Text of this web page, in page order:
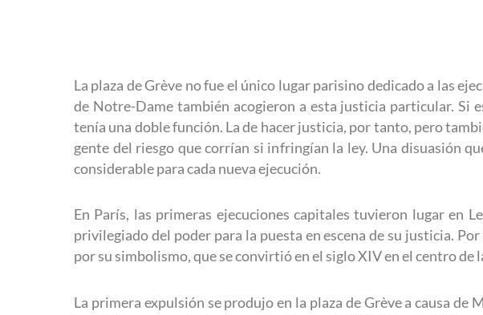
La plaza de Grève no fue el único lugar parisino dedicado a las
de Notre-Dame también acogieron a esta justicia particular. Si
tenía una doble función. La de hacer justicia, por tanto, pero
gente del riesgo que corrían si infringían la ley. Una disuasión
considerable para cada nueva ejecución.
En París, las primeras ejecuciones capitales tuvieron lugar en
privilegiado del poder para la puesta en escena de su justicia.
por su simbolismo, que se convirtió en el siglo XIV en el centro
La primera expulsión se produjo en la plaza de Grève a causa